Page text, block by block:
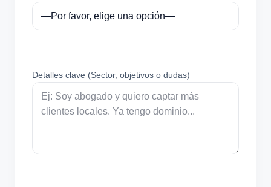
Detalles clave (Sector, objetivos o dudas)